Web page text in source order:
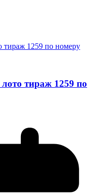
тираж 1259 по